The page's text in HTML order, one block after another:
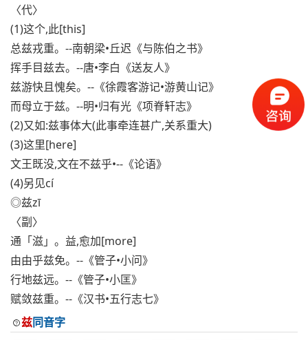
〈代〉
(1)这个,此[this]
总兹戎重。--南朝梁•丘迟《与陈伯之书》
挥手目兹去。--唐•李白《送友人》
兹游快且愧矣。--《徐霞客游记•游黄山记》
而母立于兹。--明•归有光《项脊轩志》
(2)又如:兹事体大(此事牵连甚广,关系重大)
(3)这里[here]
文王既没,文在不兹乎•--《论语》
(4)另见cí
◎兹zī
〈副〉
通「滋」。益,愈加[more]
由由乎兹免。--《管子•小问》
行地兹远。--《管子•小匡》
赋敛兹重。--《汉书•五行志七》
兹同音字